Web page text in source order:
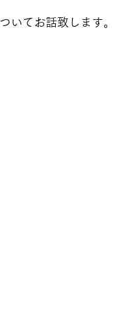
いてお話致します。